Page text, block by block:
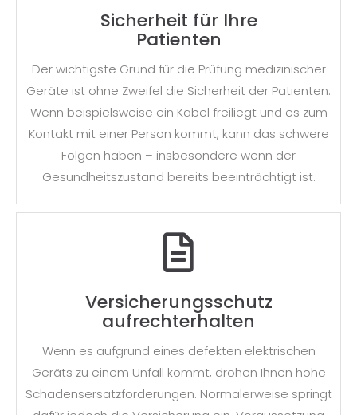
Sicherheit für Ihre
Patienten
Der wichtigste Grund für die Prüfung medizinischer
Geräte ist ohne Zweifel die Sicherheit der Patienten.
Wenn beispielsweise ein Kabel freiliegt und es zum
Kontakt mit einer Person kommt, kann das schwere
Folgen haben – insbesondere wenn der
Gesundheitszustand bereits beeinträchtigt ist.
Versicherungsschutz
aufrechterhalten
Wenn es aufgrund eines defekten elektrischen
Geräts zu einem Unfall kommt, drohen Ihnen hohe
Schadensersatzforderungen. Normalerweise springt